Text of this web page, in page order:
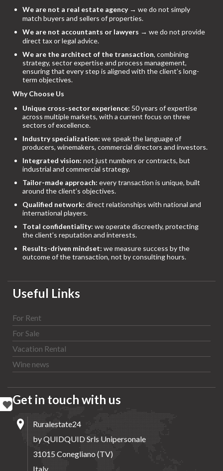
We are not a real estate agency→ we do not simply
match buyers and sellers of properties.
We are not accountants or lawyers → we do not provide
direct tax or legal advice.
We are the architect of the transaction, combining
strategy, sector expertise and process management,
ensuring that every step is aligned with the client’s long-
term objectives.
Why Choose Us
Unique cross-sector experience: 50 years of expertise
across multiple markets, with a current focus on three
sectors of excellence.
Industry specialization: we speak the language of
producers, winemakers, commercial directors and investors.
Integrated vision: not just numbers or contracts, but
industrial and commercial strategy.
Tailor-made approach: every transaction is unique, built
around the client’s objectives.
Qualified network: direct relationships with national and
international players.
Total confidentiality: we operate discreetly, protecting
the client’s reputation and interests.
Results-driven mindset: we measure success by the
outcome of the transaction, not by consulting hours.
Useful Links
For Rent
For Sale
Vacation Rental
Wine news
Get in touch with us
Ruralestate24
by QUIDQUID Srls Unipersonale
31015 Conegliano (TV)
Italy